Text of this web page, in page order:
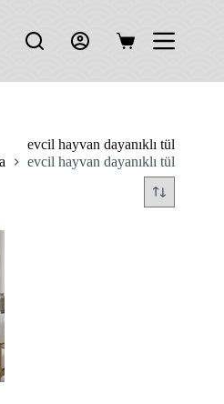
Shopping
evcil hayvan dayanıklı tül
evcil hayvan dayanıklı tül